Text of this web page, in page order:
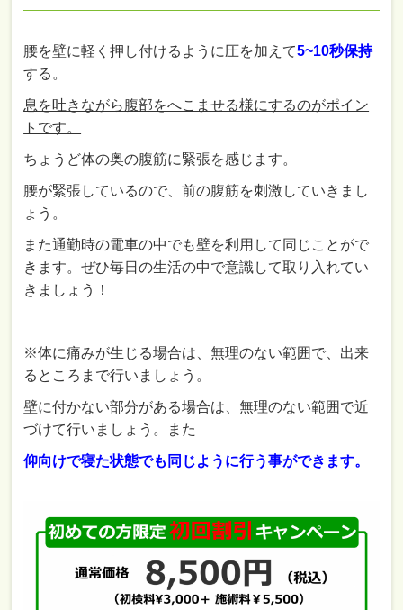
腰を壁に軽く押し付けるように圧を加えて5~10秒保持
する。
息を吐きながら腹部をへこませる様にするのがポイン
トです。
ちょうど体の奥の腹筋に緊張を感じます。
腰が緊張しているので、前の腹筋を刺激していきまし
ょう。
また通勤時の電車の中でも壁を利用して同じことがで
きます。ぜひ毎日の生活の中で意識して取り入れてい
きましょう！
※体に痛みが生じる場合は、無理のない範囲で、出来
るところまで行いましょう。
壁に付かない部分がある場合は、無理のない範囲で近
づけて行いましょう。また
仰向けで寝た状態でも同じように行う事ができます。